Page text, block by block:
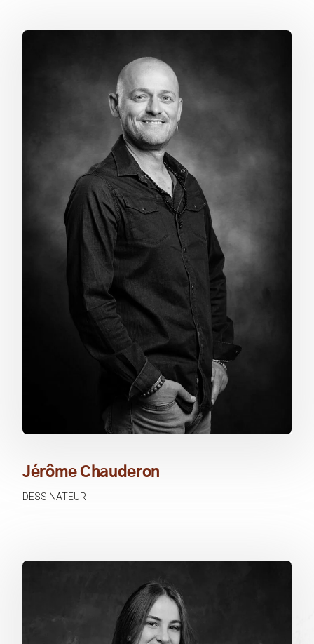
Jérôme Chauderon
DESSINATEUR